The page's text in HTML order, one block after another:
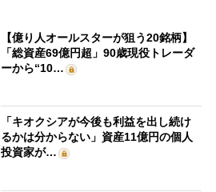
【億り人オールスターが狙う20銘柄】
「総資産69億円超」90歳現役トレーダ
ーから“10…
「キオクシアが今後も利益を出し続け
るかは分からない」資産11億円の個人
投資家が…